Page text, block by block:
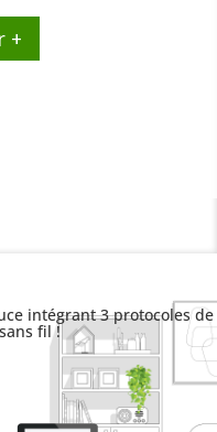
+
intégrant 3 protocoles de
fil !